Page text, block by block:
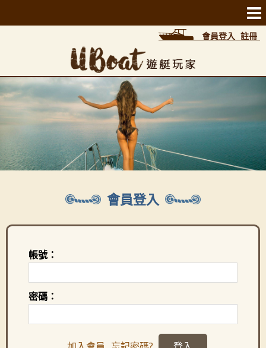
會員登入 註冊
會員登入
帳號：
密碼：